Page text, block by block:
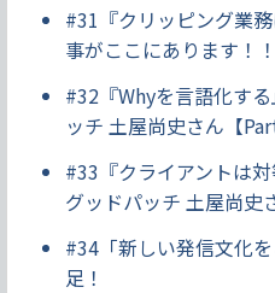
#31『クリッピング業
事がここにあります！！
#32『Whyを言語化す
ッチ 土屋尚史さん【
#33『クライアントは
グッドパッチ 土屋尚史
#34「新しい発信文化
足！